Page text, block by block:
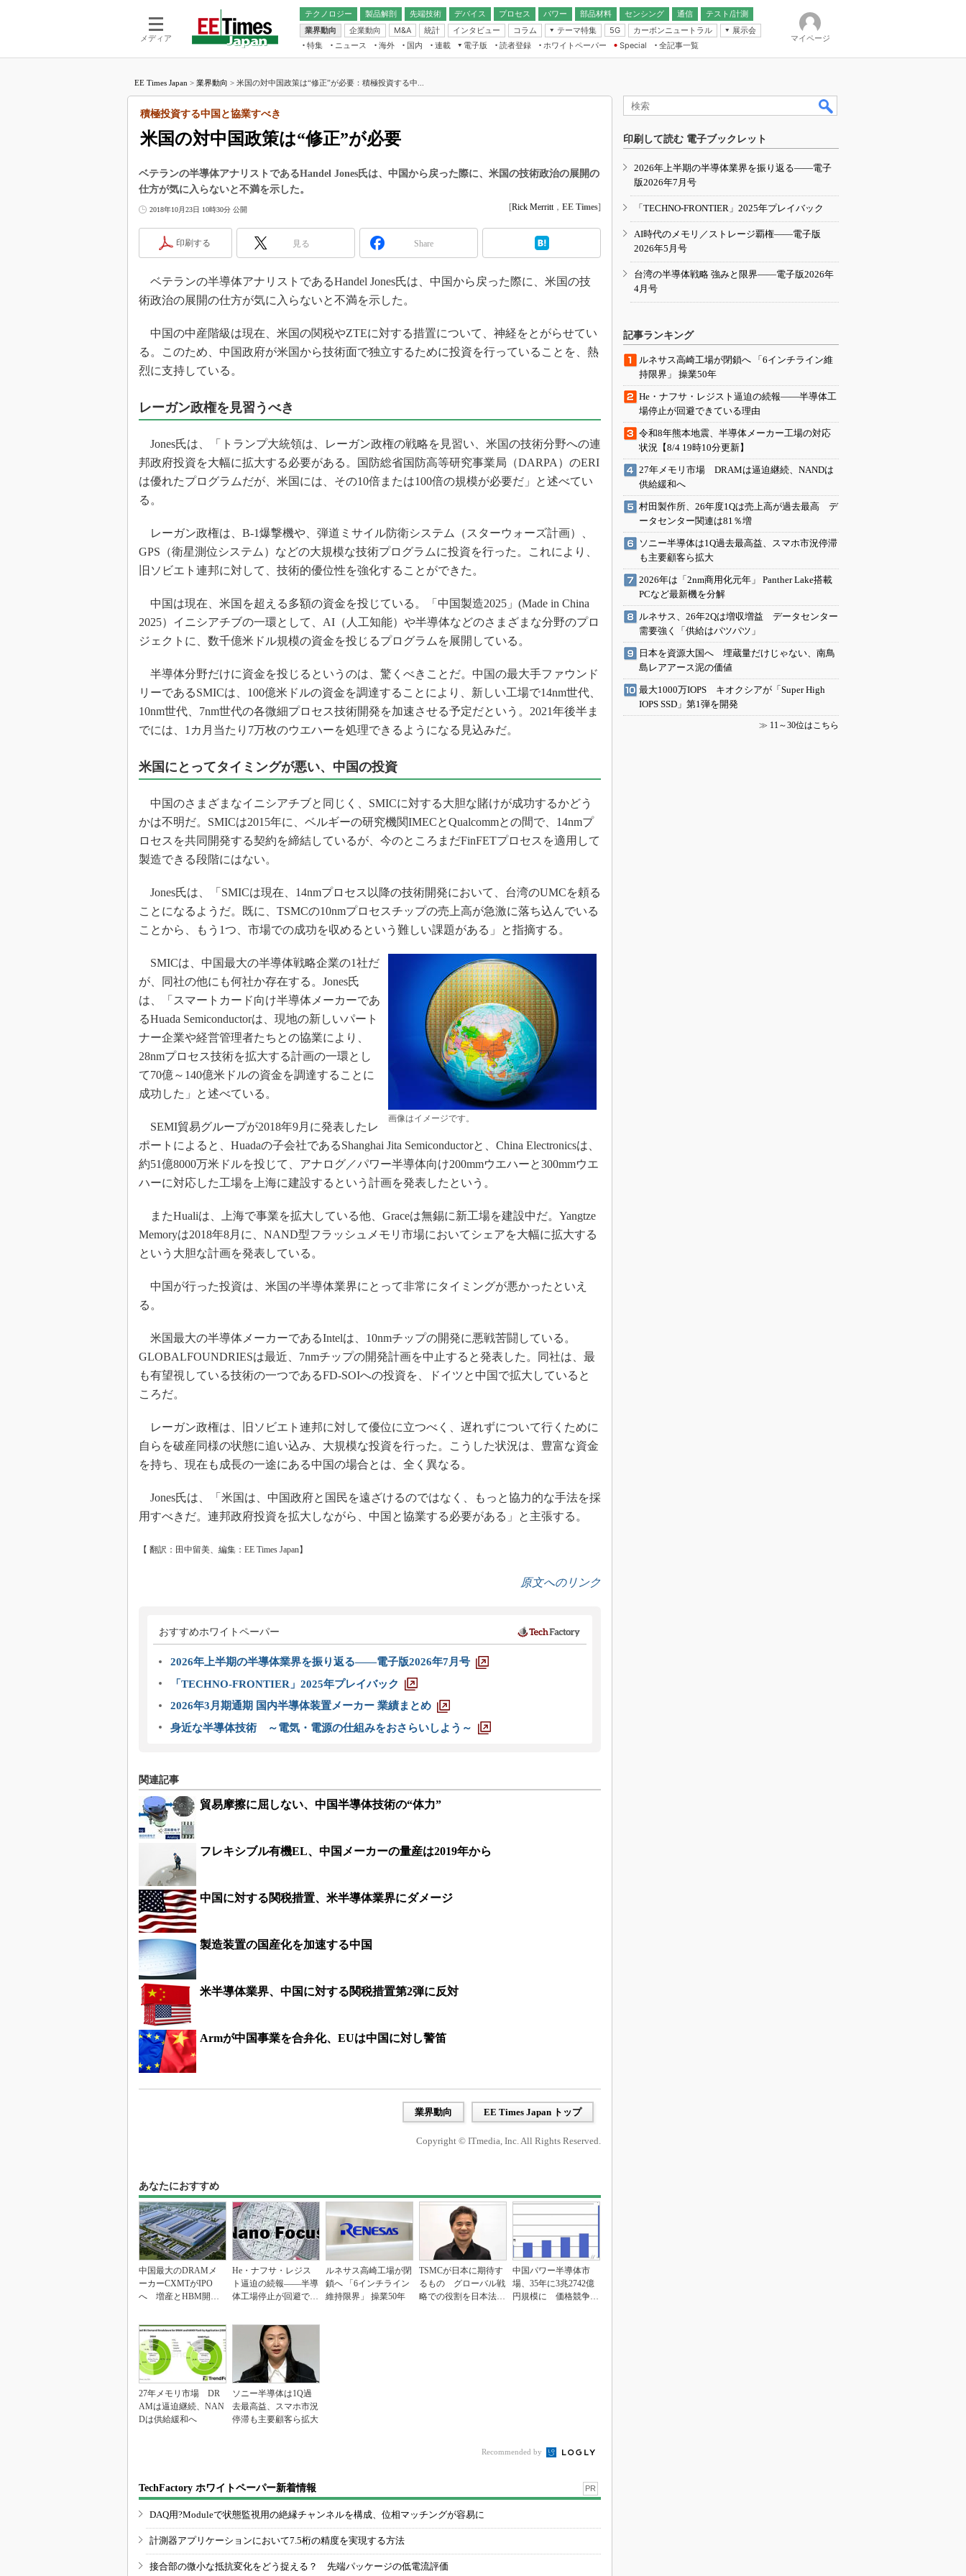
メディア
テクノロジー 製品解剖
先端技術
電池／エネルギー
デバイス
アナログ
マイコン
プロセス パワー 部品材料 センシング
通信
無線
テスト/計測
業界動向
企業動向 M&A 統計 インタビュー コラム
テーマ特集
フィジカルAI
エレクトロニクス入門（EDN
5G カーボンニュートラル
展示会
IoT・エッジコンピューティング
EXPO
TECHNO-FRONTIER
人とくるま展
特集 ニュース 海外 国内
連載
福田昭のデバイス通信
大山聡の業界スコープ
リタイア直前エンジニアの社会人大
学漂流記
踊るバズワード ～Behind the
Buzzword
で起こること
製品分解で探るアジアの新トレンド
光伝送技術を知る
“異端児エンジニア”が仕掛けた社内
改革、執念の180日
JASA発IoT通信
「英語に愛されないエンジニア」の
ための新行動論
電子版
電子ブックレット
読者登録 ホワイトペーパー
Special
全記事一覧
マイページ
EE Times Japan > 業界動向 > 米国の対中国政策は“修正”が必要：積極投資する中...
米国の対中国政策は“修正”が必要
積極投資する中国と協業すべき
ベテランの半導体アナリストであるHandel Jones氏は、中国から戻った際に、米国の技術政治の展開の
仕方が気に入らないと不満を示した。
2018年10月23日 10時30分 公開 [Rick Merritt， EE Times]
印刷する 見る Share
ベテランの半導体アナリストであるHandel Jones氏は、中国から戻った際に、米国の技
術政治の展開の仕方が気に入らないと不満を示した。
中国の中産階級は現在、米国の関税やZTEに対する措置について、神経をとがらせてい
る。このため、中国政府が米国から技術面で独立するために投資を行っていることを、熱
烈に支持している。
レーガン政権を見習うべき
Jones氏は、「トランプ大統領は、レーガン政権の戦略を見習い、米国の技術分野への連
邦政府投資を大幅に拡大する必要がある。国防総省国防高等研究事業局（DARPA）のERI
は優れたプログラムだが、米国には、その10倍または100倍の規模が必要だ」と述べてい
る。
レーガン政権は、B-1爆撃機や、弾道ミサイル防衛システム（スターウォーズ計画）、
GPS（衛星測位システム）などの大規模な技術プログラムに投資を行った。これにより、
旧ソビエト連邦に対して、技術的優位性を強化することができた。
中国は現在、米国を超える多額の資金を投じている。「中国製造2025」(Made in China
2025）イニシアチブの一環として、AI（人工知能）や半導体などのさまざまな分野のプロ
ジェクトに、数千億米ドル規模の資金を投じるプログラムを展開している。
半導体分野だけに資金を投じるというのは、驚くべきことだ。中国の最大手ファウンド
リーであるSMICは、100億米ドルの資金を調達することにより、新しい工場で14nm世代、
10nm世代、7nm世代の各微細プロセス技術開発を加速させる予定だという。2021年後半ま
でには、1カ月当たり7万枚のウエハーを処理できるようになる見込みだ。
米国にとってタイミングが悪い、中国の投資
中国のさまざまなイニシアチブと同じく、SMICに対する大胆な賭けが成功するかどう
かは不明だ。SMICは2015年に、ベルギーの研究機関IMECとQualcommとの間で、14nmプ
ロセスを共同開発する契約を締結しているが、今のところまだFinFETプロセスを適用して
製造できる段階にはない。
Jones氏は、「SMICは現在、14nmプロセス以降の技術開発において、台湾のUMCを頼る
ことになるようだ。既に、TSMCの10nmプロセスチップの売上高が急激に落ち込んでいる
ことから、もう1つ、市場での成功を収めるという難しい課題がある」と指摘する。
画像はイメージです。
SMICは、中国最大の半導体戦略企業の1社だ
が、同社の他にも何社か存在する。Jones氏
は、「スマートカード向け半導体メーカーであ
るHuada Semiconductorは、現地の新しいパート
ナー企業や経営管理者たちとの協業により、
28nmプロセス技術を拡大する計画の一環とし
て70億～140億米ドルの資金を調達することに
成功した」と述べている。
SEMI貿易グループが2018年9月に発表したレ
ポートによると、Huadaの子会社であるShanghai Jita Semiconductorと、China Electronicsは、
約51億8000万米ドルを投じて、アナログ／パワー半導体向け200mmウエハーと300mmウエ
ハーに対応した工場を上海に建設するという計画を発表したという。
またHualiは、上海で事業を拡大している他、Graceは無錫に新工場を建設中だ。Yangtze
Memoryは2018年8月に、NAND型フラッシュメモリ市場においてシェアを大幅に拡大する
という大胆な計画を発表している。
中国が行った投資は、米国の半導体業界にとって非常にタイミングが悪かったといえ
る。
米国最大の半導体メーカーであるIntelは、10nmチップの開発に悪戦苦闘している。
GLOBALFOUNDRIESは最近、7nmチップの開発計画を中止すると発表した。同社は、最
も有望視している技術の一つであるFD-SOIへの投資を、ドイツと中国で拡大していると
ころだ。
レーガン政権は、旧ソビエト連邦に対して優位に立つべく、遅れずについて行くために
自らを破産同様の状態に追い込み、大規模な投資を行った。こうした状況は、豊富な資金
を持ち、現在も成長の一途にある中国の場合とは、全く異なる。
Jones氏は、「米国は、中国政府と国民を遠ざけるのではなく、もっと協力的な手法を採
用すべきだ。連邦政府投資を拡大しながら、中国と協業する必要がある」と主張する。
【 翻訳：田中留美、編集：EE Times Japan】
原文へのリンク
おすすめホワイトペーパー
2026年上半期の半導体業界を振り返る――電子版2026年7月号
「TECHNO-FRONTIER」2025年プレイバック
2026年3月期通期 国内半導体装置メーカー 業績まとめ
身近な半導体技術 ～電気・電源の仕組みをおさらいしよう～
関連記事
貿易摩擦に屈しない、中国半導体技術の“体力”
フレキシブル有機EL、中国メーカーの量産は2019年から
中国に対する関税措置、米半導体業界にダメージ
製造装置の国産化を加速する中国
米半導体業界、中国に対する関税措置第2弾に反対
Armが中国事業を合弁化、EUは中国に対し警笛
業界動向 EE Times Japan トップ
Copyright © ITmedia, Inc. All Rights Reserved.
あなたにおすすめ
中国最大のDRAMメ
ーカーCXMTがIPO
へ 増産とHBM開発
He・ナフサ・レジス
ト逼迫の続報――半導
体工場停止が回避でき
ルネサス高崎工場が閉
鎖へ 「6インチライン
維持限界」 操業50年
TSMCが日本に期待す
るもの グローバル戦
略での役割を日本法人
中国パワー半導体市
場、35年に3兆2742億
円規模に 価格競争さ
27年メモリ市場 DR
AMは逼迫継続、NAN
Dは供給緩和へ
ソニー半導体は1Q過
去最高益、スマホ市況
停滞も主要顧客ら拡大
Recommended by
TechFactory ホワイトペーパー新着情報 PR
DAQ用?Moduleで状態監視用の絶縁チャンネルを構成、位相マッチングが容易に
計測器アプリケーションにおいて7.5桁の精度を実現する方法
接合部の微小な抵抗変化をどう捉える？ 先端パッケージの低電流評価
印刷して読む 電子ブックレット
2026年上半期の半導体業界を振り返る――電子
版2026年7月号
「TECHNO-FRONTIER」2025年プレイバック
AI時代のメモリ／ストレージ覇権――電子版
2026年5月号
台湾の半導体戦略 強みと限界――電子版2026年
4月号
記事ランキング
ルネサス高崎工場が閉鎖へ 「6インチライン維
持限界」 操業50年
He・ナフサ・レジスト逼迫の続報――半導体工
場停止が回避できている理由
令和8年熊本地震、半導体メーカー工場の対応
状況【8/4 19時10分更新】
27年メモリ市場 DRAMは逼迫継続、NANDは
供給緩和へ
村田製作所、26年度1Qは売上高が過去最高 デ
ータセンター関連は81％増
ソニー半導体は1Q過去最高益、スマホ市況停滞
も主要顧客ら拡大
2026年は「2nm商用化元年」 Panther Lake搭載
PCなど最新機を分解
ルネサス、26年2Qは増収増益 データセンター
需要強く「供給はパツパツ」
日本を資源大国へ 埋蔵量だけじゃない、南鳥
島レアアース泥の価値
最大1000万IOPS キオクシアが「Super High
IOPS SSD」第1弾を開発
≫ 11～30位はこちら